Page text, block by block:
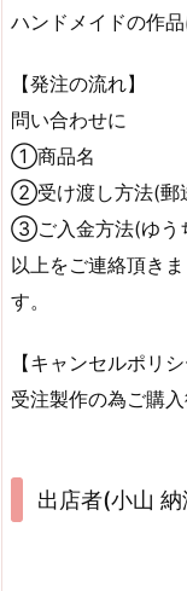
ハンドメイドの作品
【発注の流れ】
問い合わせに
①商品名
②受け渡し方法(郵
③ご入金方法(ゆう
以上をご連絡頂き
す。
【キャンセルポリシ
受注製作の為ご購
出店者(小山 納